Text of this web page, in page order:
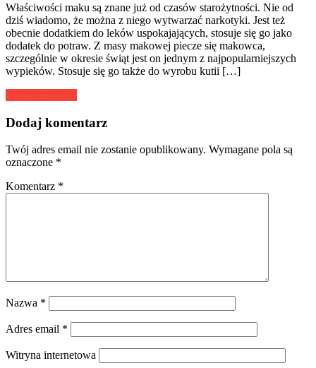
Właściwości maku są znane już od czasów starożytności. Nie od
dziś wiadomo, że można z niego wytwarzać narkotyki. Jest też
obecnie dodatkiem do leków uspokajających, stosuje się go jako
dodatek do potraw. Z masy makowej piecze się makowca,
szczególnie w okresie świąt jest on jednym z najpopularniejszych
wypieków. Stosuje się go także do wyrobu kutii […]
Nawigacja
wpisu
Dodaj komentarz
Twój adres email nie zostanie opublikowany. Wymagane pola są
oznaczone *
Komentarz *
Nazwa *
Adres email *
Witryna internetowa